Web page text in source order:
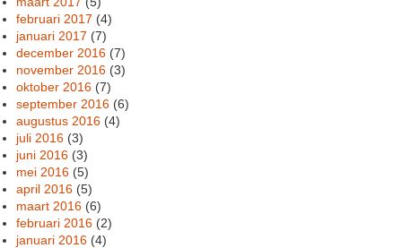
februari 2017 (4)
januari 2017 (7)
december 2016 (7)
november 2016 (3)
oktober 2016 (7)
september 2016 (6)
augustus 2016 (4)
juli 2016 (3)
juni 2016 (3)
mei 2016 (5)
april 2016 (5)
maart 2016 (6)
februari 2016 (2)
januari 2016 (4)